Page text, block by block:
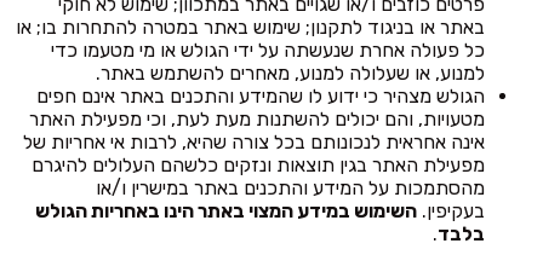
באתר או בניגוד לתקנון; שימוש באתר במטרה להתחרות בו; או
כל פעולה אחרת שנעשתה על ידי הגולש או מי מטעמו כדי
למנוע, או שעלולה למנוע, מאחרים להשתמש באתר.
הגולש מצהיר כי ידוע לו שהמידע והתכנים באתר אינם חפים
מטעויות, והם יכולים להשתנות מעת לעת, וכי מפעילת האתר
אינה אחראית לנכונותם בכל צורה שהיא, לרבות אי אחריות של
מפעילת האתר בגין תוצאות ונזקים כלשהם העלולים להיגרם
מהסתמכות על המידע והתכנים באתר במישרין ו/או
בעקיפין. השימוש במידע המצוי באתר הינו באחריות הגולש
בלבד.